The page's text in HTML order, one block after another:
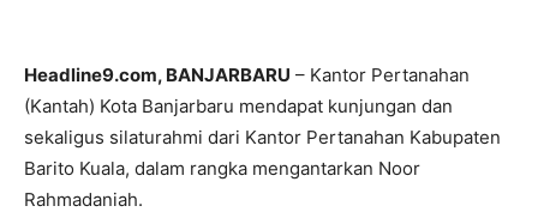
Headline9.com, BANJARBARU – Kantor Pertanahan
(Kantah) Kota Banjarbaru mendapat kunjungan dan
sekaligus silaturahmi dari Kantor Pertanahan Kabupaten
Barito Kuala, dalam rangka mengantarkan Noor
Rahmadaniah.